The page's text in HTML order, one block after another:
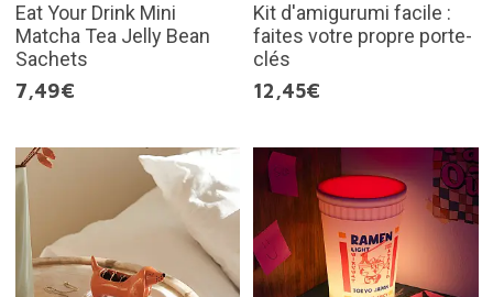
Eat Your Drink Mini
Matcha Tea Jelly Bean
Sachets
7,49€
Kit d'amigurumi facile :
faites votre propre porte-
clés
12,45€